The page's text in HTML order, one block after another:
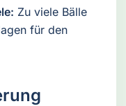
Zu viele Bälle
für den